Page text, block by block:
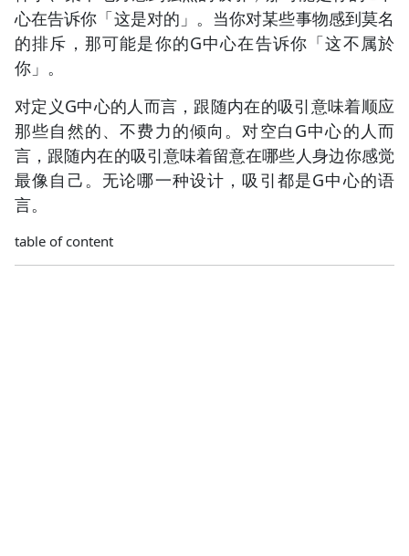
心在告诉你「这是对的」。当你对某些事物感到莫名
的排斥，那可能是你的G中心在告诉你「这不属於
你」。
对定义G中心的人而言，跟随内在的吸引意味着顺应
那些自然的、不费力的倾向。对空白G中心的人而
言，跟随内在的吸引意味着留意在哪些人身边你感觉
最像自己。无论哪一种设计，吸引都是G中心的语
言。
table of content